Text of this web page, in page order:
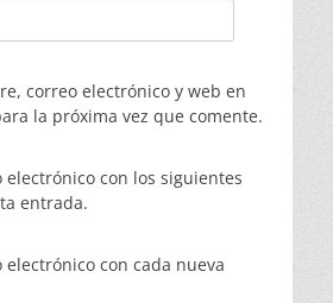
correo electrónico y web en
la próxima vez que comente.
electrónico con los siguientes
entrada.
con cada nueva